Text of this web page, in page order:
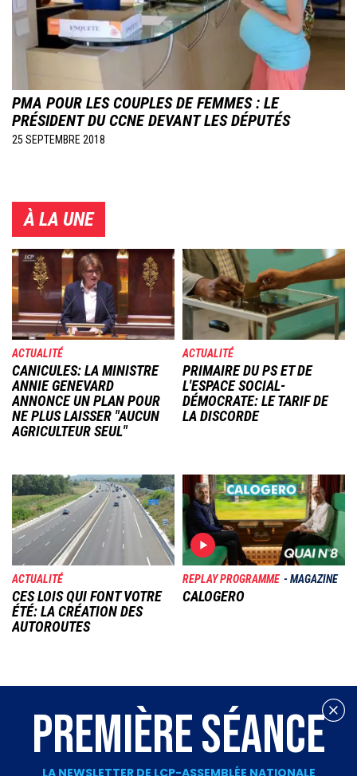
PMA POUR LES COUPLES DE FEMMES : LE
PRÉSIDENT DU CCNE DEVANT LES DÉPUTÉS
25 SEPTEMBRE 2018
À LA UNE
Image
ACTUALITÉ
CANICULES: LA MINISTRE
ANNIE GENEVARD
ANNONCE UN PLAN POUR
NE PLUS LAISSER "AUCUN
AGRICULTEUR SEUL"
Image
ACTUALITÉ
PRIMAIRE DU PS ET DE
L'ESPACE SOCIAL-
DÉMOCRATE: LE TARIF DE
LA DISCORDE
Image
ACTUALITÉ
CES LOIS QUI FONT VOTRE
ÉTÉ: LA CRÉATION DES
AUTOROUTES
Image
REPLAY PROGRAMME MAGAZINE
CALOGERO
PREMIÈRE SÉANCE